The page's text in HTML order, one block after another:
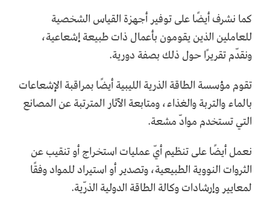
كما نشرف أيضًا على توفير أجهزة القياس الشخصية
للعاملين الذين يقومون بأعمال ذات طبيعة إشعاعية،
ونقدّم تقريرًا حول ذلك بصفة دورية.
تقوم مؤسسة الطاقة الذرية الليبية أيضًا بمراقبة الإشعاعات
بالماء والتربة والغذاء، ومتابعة الآثار المترتبة عن المصانع
التي تستخدم موادّ مشعة.
نعمل أيضًا على تنظيم أيّ عمليات استخراج أو تنقيب عن
الثروات النووية الطبيعية، وتصدير أو استيراد للمواد وفقًا
لمعايير وإرشادات وكالة الطاقة الدولية الذرّية.